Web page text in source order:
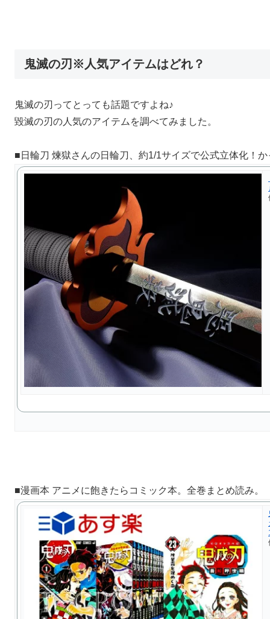
鬼滅の刃※人気アイテムはどれ？
鬼滅の刃ってとっても話題ですよね♪
毀滅の刃の人気のアイテムを調べてみました。
■日輪刀 煉獄さんの日輪刀、約1/1サイズで公式立体化！
■漫画本 アニメに飽きたらコミック本。全巻まとめ読み。